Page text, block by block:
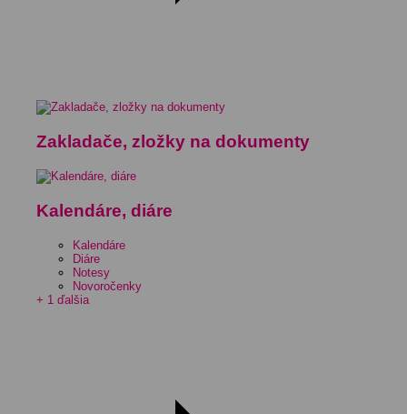
Zakladače, zložky na dokumenty
Kalendáre, diáre
Kalendáre
Diáre
Notesy
Novoročenky
+ 1 ďalšia